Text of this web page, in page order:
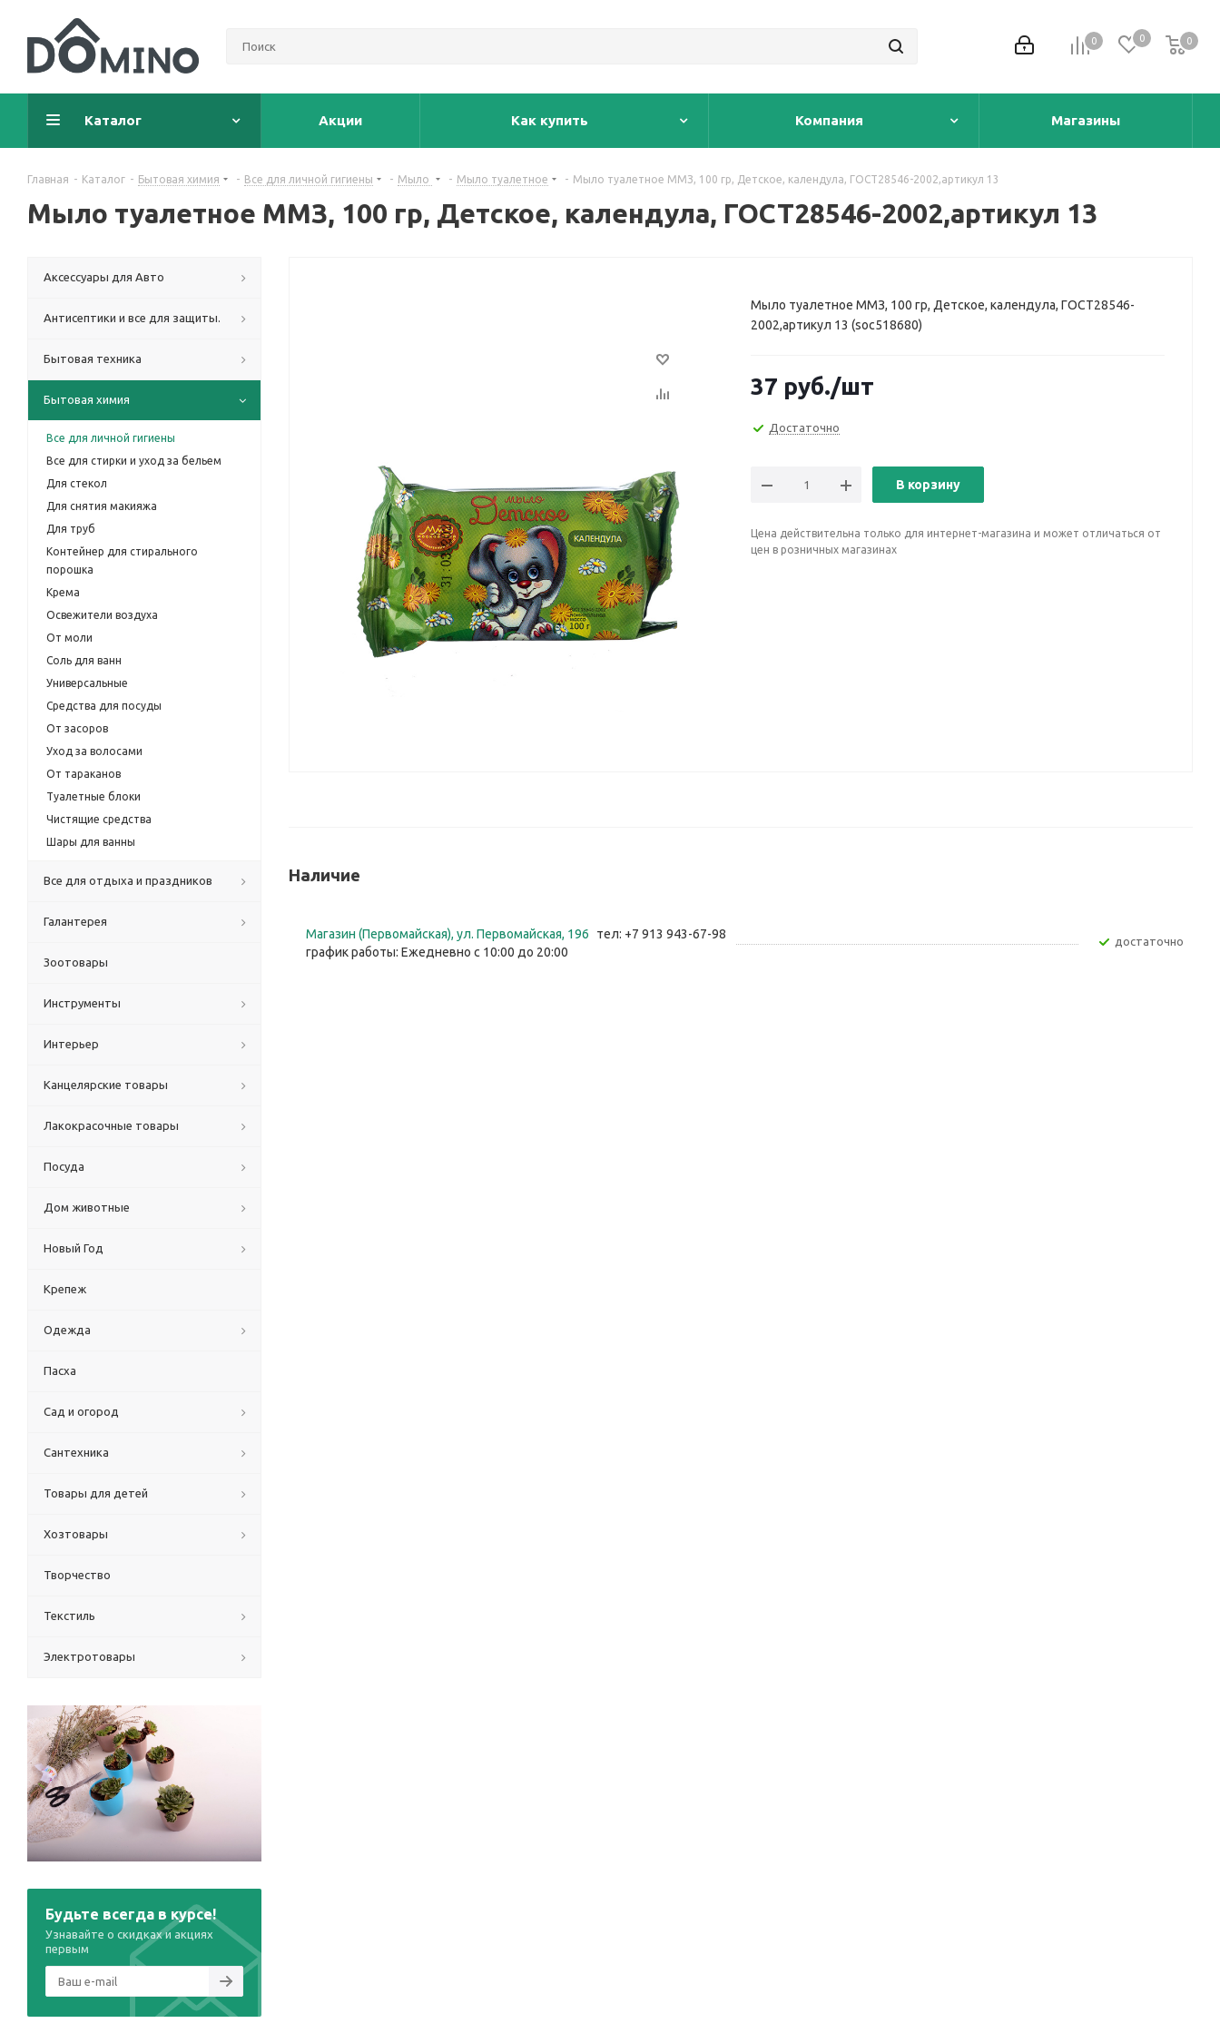
0 0 0
0
Каталог Акции Как купить Компания Магазины
Главная - Каталог - Бытовая химия - Все для личной гигиены - Мыло - Мыло туалетное - Мыло туалетное ММЗ, 100 гр, Детское, календула, ГОСТ28546-2002,артикул 13
Мыло туалетное ММЗ, 100 гр, Детское, календула, ГОСТ28546-2002,артикул 13
Мыло туалетное ММЗ, 100 гр, Детское, календула, ГОСТ28546-
2002,артикул 13 (soc518680)
37 руб./шт
Достаточно
В корзину
Цена действительна только для интернет-магазина и может отличаться от
цен в розничных магазинах
Наличие
Магазин (Первомайская), ул. Первомайская, 196
тел: +7 913 943-67-98
график работы: Ежедневно с 10:00 до 20:00
Достаточно
Аксессуары для Авто
Антисептики и все для защиты.
Бытовая техника
Бытовая химия
Все для личной гигиены
Все для стирки и уход за бельем
Для стекол
Для снятия макияжа
Для труб
Контейнер для стирального
порошка
Крема
Освежители воздуха
От моли
Соль для ванн
Универсальные
Средства для посуды
От засоров
Уход за волосами
От тараканов
Туалетные блоки
Чистящие средства
Шары для ванны
Все для отдыха и праздников
Галантерея
Зоотовары
Инструменты
Интерьер
Канцелярские товары
Лакокрасочные товары
Посуда
Дом животные
Новый Год
Крепеж
Одежда
Пасха
Сад и огород
Сантехника
Товары для детей
Хозтовары
Творчество
Текстиль
Электротовары
Будьте всегда в курсе!
Узнавайте о скидках и акциях
первым